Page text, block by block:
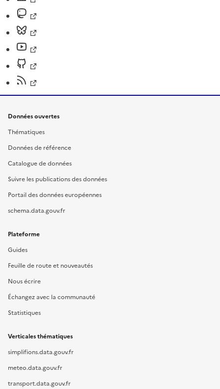
Données ouvertes
Thématiques
Données de référence
Catalogue de données
Suivre les publications des données
Portail des données européennes
schema.data.gouv.fr
Plateforme
Guides
Feuille de route et nouveautés
Nous écrire
Échangez avec la communauté
Statistiques
Verticales thématiques
simplifions.data.gouv.fr
meteo.data.gouv.fr
transport.data.gouv.fr